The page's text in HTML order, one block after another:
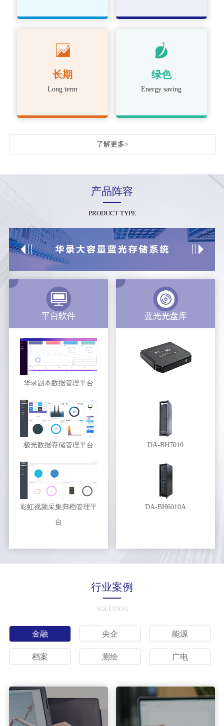
长期
Long term
绿色
Energy saving
了解更多>
产品阵容
PRODUCT TYPE
平台软件
华录副本数据管理平台
极光数据存储管理平台
彩虹视频采集归档管理平
台
蓝光光盘库
DA-BH7010
DA-BH6010A
行业案例
SOLUTION
金融 央企 能源
档案 测绘 广电